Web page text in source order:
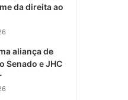
da direita ao
aliança de
Senado e JHC